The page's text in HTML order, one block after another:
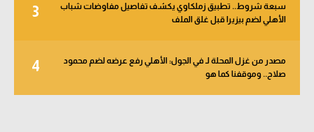
3
سبعة شروط.. تطبيق زملكاوي يكشف تفاصيل مفاوضات شباب
الأهلي لضم بيزيرا قبل غلق الملف
4
مصدر من غزل المحلة لـ في الجول: الأهلي رفع عرضه لضم محمود
صلاح.. وموقفنا كما هو